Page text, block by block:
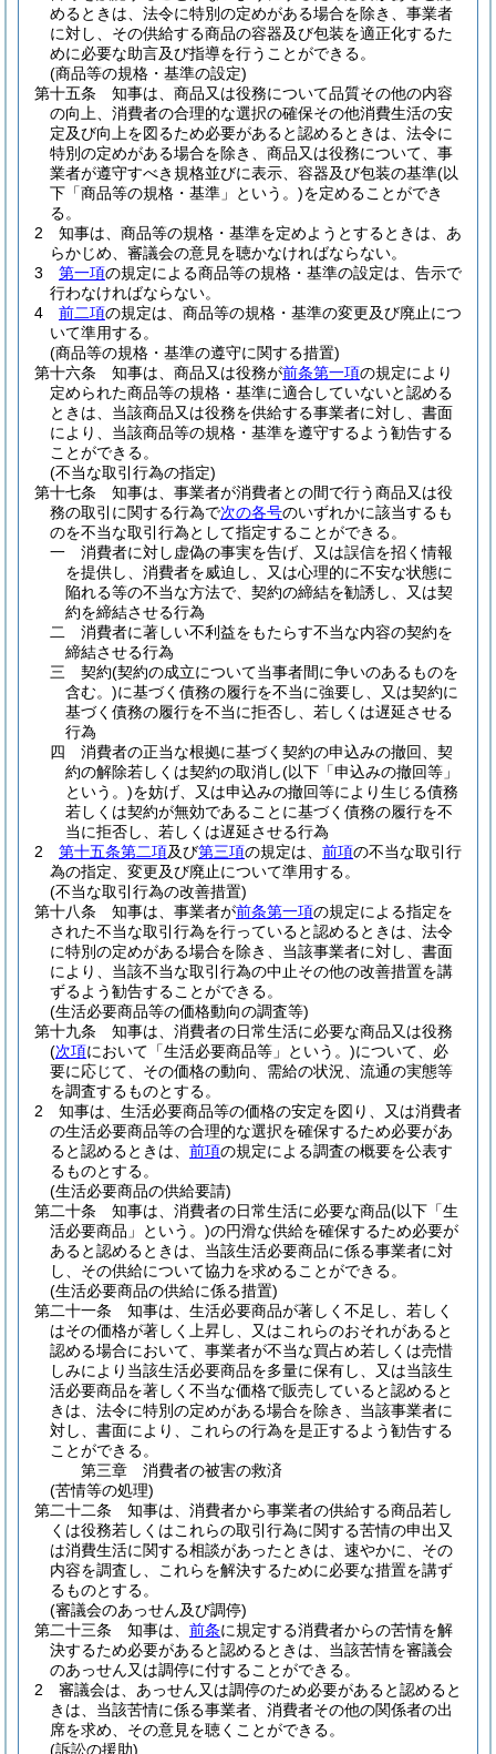
めるときは、法令に特別の定めがある場合を除き、事業者
に対し、その供給する商品の容器及び包装を適正化するた
めに必要な助言及び指導を行うことができる。
(商品等の規格・基準の設定)
第十五条
知事は、商品又は役務について品質その他の内容
の向上、消費者の合理的な選択の確保その他消費生活の安
定及び向上を図るため必要があると認めるときは、法令に
特別の定めがある場合を除き、商品又は役務について、事
業者が遵守すべき規格並びに表示、容器及び包装の基準(以
下「商品等の規格・基準」という。)を定めることができ
る。
2
知事は、商品等の規格・基準を定めようとするときは、あ
らかじめ、審議会の意見を聴かなければならない。
3
第一項の規定による商品等の規格・基準の設定は、告示で
行わなければならない。
4
前二項の規定は、商品等の規格・基準の変更及び廃止につ
いて準用する。
(商品等の規格・基準の遵守に関する措置)
第十六条
知事は、商品又は役務が前条第一項の規定により
定められた商品等の規格・基準に適合していないと認める
ときは、当該商品又は役務を供給する事業者に対し、書面
により、当該商品等の規格・基準を遵守するよう勧告する
ことができる。
(不当な取引行為の指定)
第十七条
知事は、事業者が消費者との間で行う商品又は役
務の取引に関する行為で次の各号のいずれかに該当するも
のを不当な取引行為として指定することができる。
一
消費者に対し虚偽の事実を告げ、又は誤信を招く情報
を提供し、消費者を威迫し、又は心理的に不安な状態に
陥れる等の不当な方法で、契約の締結を勧誘し、又は契
約を締結させる行為
二
消費者に著しい不利益をもたらす不当な内容の契約を
締結させる行為
三
契約(契約の成立について当事者間に争いのあるものを
含む。)に基づく債務の履行を不当に強要し、又は契約に
基づく債務の履行を不当に拒否し、若しくは遅延させる
行為
四
消費者の正当な根拠に基づく契約の申込みの撤回、契
約の解除若しくは契約の取消し(以下「申込みの撤回等」
という。)を妨げ、又は申込みの撤回等により生じる債務
若しくは契約が無効であることに基づく債務の履行を不
当に拒否し、若しくは遅延させる行為
2
第十五条第二項及び第三項の規定は、 前項の不当な取引行
為の指定、変更及び廃止について準用する。
(不当な取引行為の改善措置)
第十八条
知事は、事業者が前条第一項の規定による指定を
された不当な取引行為を行っていると認めるときは、法令
に特別の定めがある場合を除き、当該事業者に対し、書面
により、当該不当な取引行為の中止その他の改善措置を講
ずるよう勧告することができる。
(生活必要商品等の価格動向の調査等)
第十九条
知事は、消費者の日常生活に必要な商品又は役務
(次項において「生活必要商品等」という。)について、必
要に応じて、その価格の動向、需給の状況、流通の実態等
を調査するものとする。
2
知事は、生活必要商品等の価格の安定を図り、又は消費者
の生活必要商品等の合理的な選択を確保するため必要があ
ると認めるときは、 前項の規定による調査の概要を公表す
るものとする。
(生活必要商品の供給要請)
第二十条
知事は、消費者の日常生活に必要な商品(以下「生
活必要商品」という。)の円滑な供給を確保するため必要が
あると認めるときは、当該生活必要商品に係る事業者に対
し、その供給について協力を求めることができる。
(生活必要商品の供給に係る措置)
第二十一条
知事は、生活必要商品が著しく不足し、若しく
はその価格が著しく上昇し、又はこれらのおそれがあると
認める場合において、事業者が不当な買占め若しくは売惜
しみにより当該生活必要商品を多量に保有し、又は当該生
活必要商品を著しく不当な価格で販売していると認めると
きは、法令に特別の定めがある場合を除き、当該事業者に
対し、書面により、これらの行為を是正するよう勧告する
ことができる。
第三章
消費者の被害の救済
(苦情等の処理)
第二十二条
知事は、消費者から事業者の供給する商品若し
くは役務若しくはこれらの取引行為に関する苦情の申出又
は消費生活に関する相談があったときは、速やかに、その
内容を調査し、これらを解決するために必要な措置を講ず
るものとする。
(審議会のあっせん及び調停)
第二十三条
知事は、 前条に規定する消費者からの苦情を解
決するため必要があると認めるときは、当該苦情を審議会
のあっせん又は調停に付することができる。
2
審議会は、あっせん又は調停のため必要があると認めると
きは、当該苦情に係る事業者、消費者その他の関係者の出
席を求め、その意見を聴くことができる。
(訴訟の援助)